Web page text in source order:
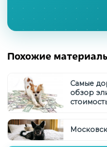
Похожие
Самые
обзор